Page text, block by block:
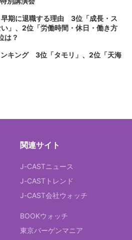
早期に退職する理由 3位「成長・ス
」、2位「労働時間・休日・働き方
は？
ンキング 3位「タモリ」、2位「天海
関連サイト
J-CASTニュース
J-CASTトレンド
J-CAST会社ウォッチ
BOOKウォッチ
東京バーゲンマニア